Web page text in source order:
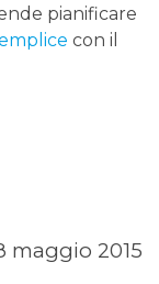
pianificare
con il
maggio 2015